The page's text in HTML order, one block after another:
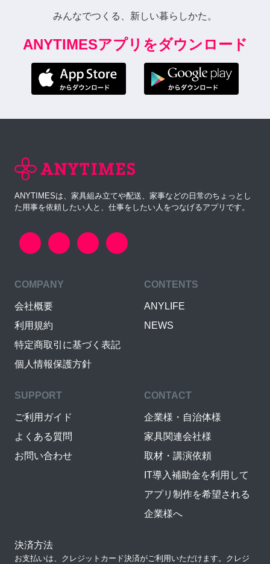
みんなでつくる、新しい暮らしかた。
ANYTIMESアプリをダウンロード
ANYTIMESは、家具組み立てや配送、家事などの日常のちょっとし
た用事を依頼したい人と、仕事をしたい人をつなげるアプリです。
COMPANY
会社概要
利用規約
特定商取引に基づく表記
個人情報保護方針
CONTENTS
ANYLIFE
NEWS
SUPPORT
ご利用ガイド
よくある質問
お問い合わせ
CONTACT
企業様・自治体様
家具関連会社様
取材・講演依頼
IT導入補助金を利用して
アプリ制作を希望される
企業様へ
決済方法
お支払いは、クレジットカード決済がご利用いただけます。クレジ